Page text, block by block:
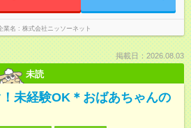
業名 株式会社ニッソーネット
掲載日：2026.08.03
未読
未経験OK＊おばあちゃんの